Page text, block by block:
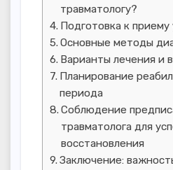
травматологу?
Подготовка к приему
Основные методы
Варианты лечения и
Планирование
периода
Соблюдение
травматолога для
восстановления
Заключение: